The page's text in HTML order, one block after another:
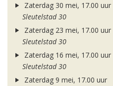
Zaterdag 30 mei, 17.00 uur
Sleutelstad 30
Zaterdag 23 mei, 17.00 uur
Sleutelstad 30
Zaterdag 16 mei, 17.00 uur
Sleutelstad 30
Zaterdag 9 mei, 17.00 uur